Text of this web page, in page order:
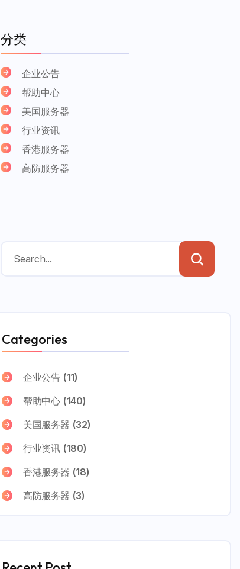
分类
企业公告
帮助中心
美国服务器
行业资讯
香港服务器
高防服务器
Categories
企业公告 (11)
帮助中心 (140)
美国服务器 (32)
行业资讯 (180)
香港服务器 (18)
高防服务器 (3)